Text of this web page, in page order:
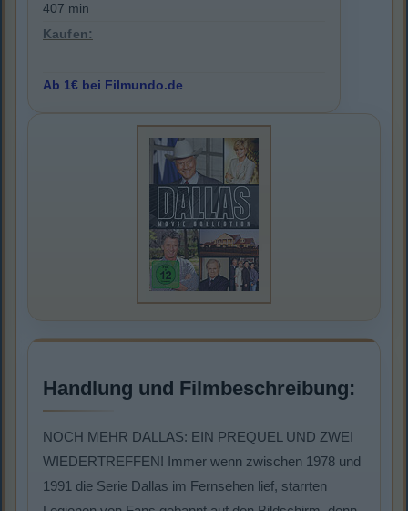
407 min
Kaufen:
Ab 1€ bei Filmundo.de
Handlung und Filmbeschreibung:
NOCH MEHR DALLAS: EIN PREQUEL UND ZWEI
WIEDERTREFFEN! Immer wenn zwischen 1978 und
1991 die Serie Dallas im Fernsehen lief, starrten